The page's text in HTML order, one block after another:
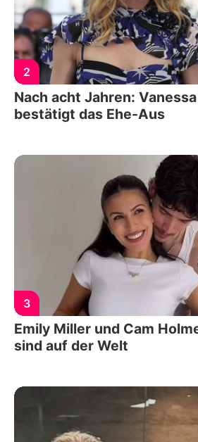
2
Nach acht Jahren:
bestätigt das Ehe-Aus
3
Emily Miller und Cam
sind auf der Welt